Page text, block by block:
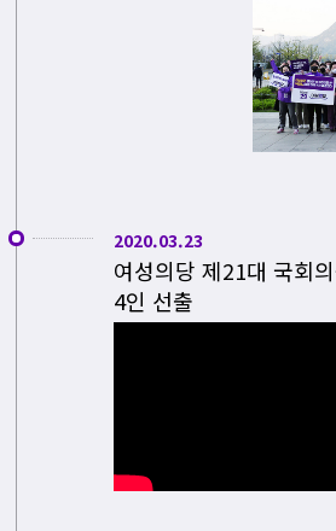
2020.03.23
여성의당 제21대 국회
4인 선출